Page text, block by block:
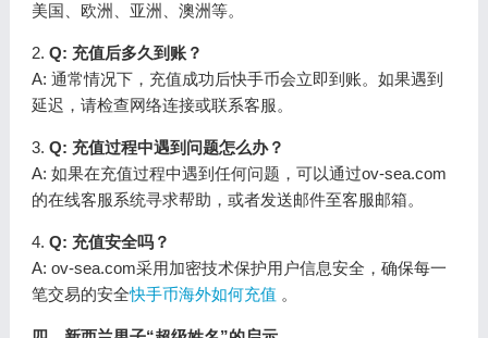
美国、欧洲、亚洲、澳洲等。
2. Q: 充值后多久到账？
A: 通常情况下，充值成功后快手币会立即到账。如果遇到
延迟，请检查网络连接或联系客服。
3. Q: 充值过程中遇到问题怎么办？
A: 如果在充值过程中遇到任何问题，可以通过ov-sea.com
的在线客服系统寻求帮助，或者发送邮件至客服邮箱。
4. Q: 充值安全吗？
A: ov-sea.com采用加密技术保护用户信息安全，确保每一
笔交易的安全快手币海外如何充值 。